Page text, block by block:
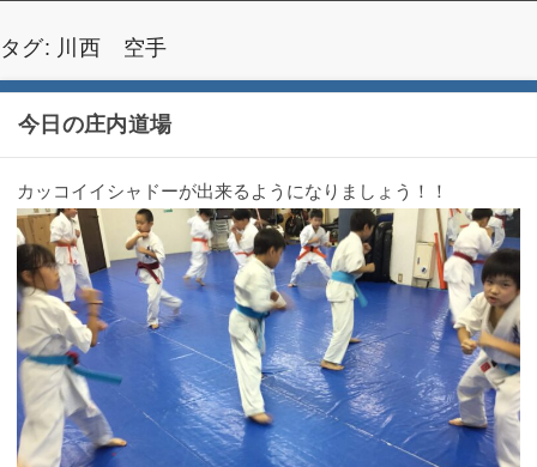
ン
テ
ン
タグ: 川西 空手
今日の庄内道場
カッコイイシャドーが出来るようになりましょう！！